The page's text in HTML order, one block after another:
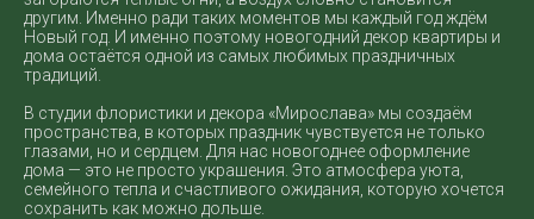
другим. Именно ради таких моментов мы каждый год ждём
Новый год. И именно поэтому новогодний декор квартиры и
дома остаётся одной из самых любимых праздничных
традиций.
В студии флористики и декора «Мирослава» мы создаём
пространства, в которых праздник чувствуется не только
глазами, но и сердцем. Для нас новогоднее оформление
дома — это не просто украшения. Это атмосфера уюта,
семейного тепла и счастливого ожидания, которую хочется
сохранить как можно дольше.